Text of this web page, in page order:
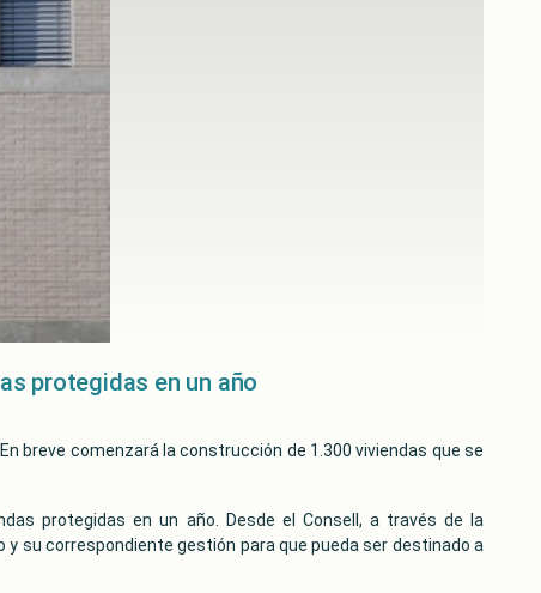
protegidas en un año
breve comenzará la construcción de 1.300 viviendas que se
protegidas en un año. Desde el Consell, a través de la
y su correspondiente gestión para que pueda ser destinado a